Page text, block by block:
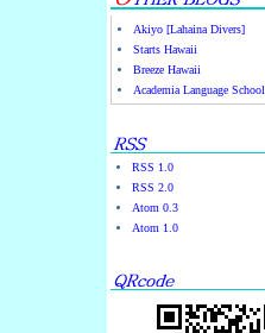
Akiyo [Lahaina Divers]
Starts Hawaii
Breeze Hawaii
Academia Language School
RSS 1.0
RSS 2.0
Atom 0.3
Atom 1.0